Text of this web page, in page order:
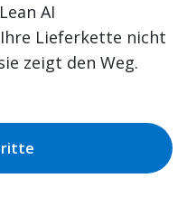
AI
Lieferkette nicht
zeigt den Weg.